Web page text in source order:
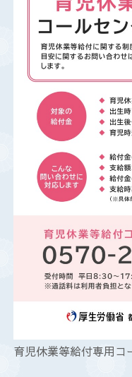
育児休業等給付専用コ